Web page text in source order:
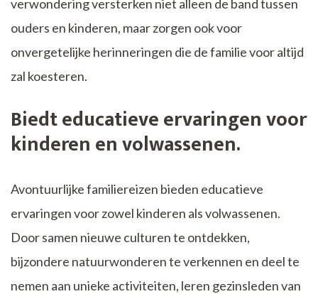
verwondering versterken niet alleen de band tussen
ouders en kinderen, maar zorgen ook voor
onvergetelijke herinneringen die de familie voor altijd
zal koesteren.
Biedt educatieve ervaringen voor
kinderen en volwassenen.
Avontuurlijke familiereizen bieden educatieve
ervaringen voor zowel kinderen als volwassenen.
Door samen nieuwe culturen te ontdekken,
bijzondere natuurwonderen te verkennen en deel te
nemen aan unieke activiteiten, leren gezinsleden van